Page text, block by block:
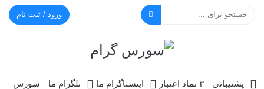
ورود / ثبت نام
پشتیبانی ۳ نماد اعتبار اینستاگرام ما تلگرام ما سورس